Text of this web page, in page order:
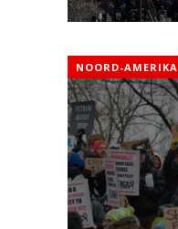
NOORD-AMERIKA